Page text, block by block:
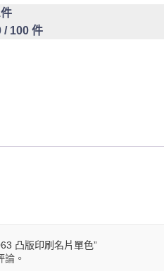
/ 100 件
凸版印刷名片單色”
論。